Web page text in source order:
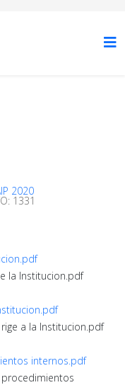
2020
1331
la Institucion.pdf
a la Institucion.pdf
internos.pdf
procedimientos